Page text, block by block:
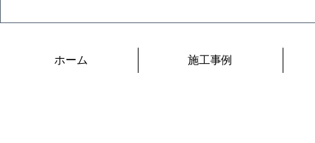
デジプリ確
ホーム 施工事例